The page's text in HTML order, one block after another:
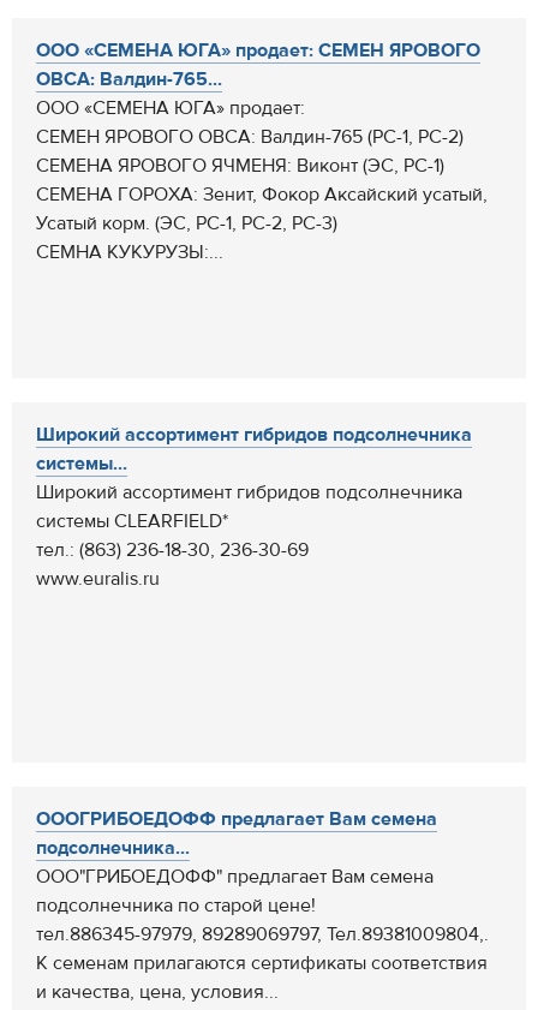
ООО «СЕМЕНА ЮГА» продает: СЕМЕН ЯРОВОГО
ОВСА: Валдин-765...
ООО «СЕМЕНА ЮГА» продает:
СЕМЕН ЯРОВОГО ОВСА: Валдин-765 (РС-1, РС-2)
СЕМЕНА ЯРОВОГО ЯЧМЕНЯ: Виконт (ЭС, РС-1)
СЕМЕНА ГОРОХА: Зенит, Фокор Аксайский усатый,
Усатый корм. (ЭС, РС-1, РС-2, РС-3)
СЕМНА КУКУРУЗЫ:...
Широкий ассортимент гибридов подсолнечника
системы...
Широкий ассортимент гибридов подсолнечника
системы CLEARFIELD*
тел.: (863) 236-18-30, 236-30-69
www.euralis.ru
ОООГРИБОЕДОФФ предлагает Вам семена
подсолнечника...
ООО"ГРИБОЕДОФФ" предлагает Вам семена
подсолнечника по старой цене!
тел.886345-97979, 89289069797, Тел.89381009804,.
К семенам прилагаются сертификаты соответствия
и качества, цена, условия...